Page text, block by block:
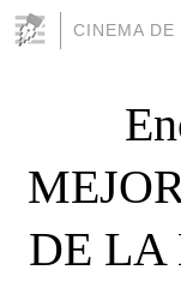
CINEMA DE
DE LA